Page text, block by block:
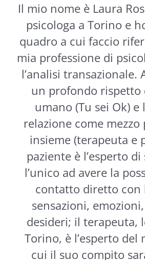
Il mio nome è Laura
psicologa a Torino e
quadro a cui faccio
mia professione di
l’analisi transazionale.
un profondo rispetto
umano (Tu sei Ok) e
relazione come
insieme (terapeuta e
paziente è l’esperto di
l’unico ad avere la
contatto diretto con
sensazioni,
desideri; il terapeuta,
Torino, è l’esperto del
cui il suo compito